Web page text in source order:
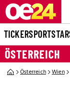
TICKERSPORT
ÖSTERREICH
Österreich Wien